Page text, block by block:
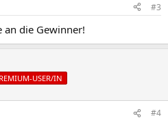
#3
an die Gewinner!
USER/IN
#4